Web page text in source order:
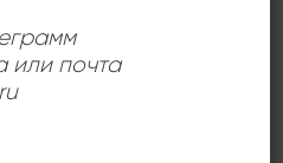
или почта